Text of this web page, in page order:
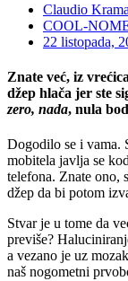
Claudio
COOL-
22 listopada,
Znate već, iz
džep hlača jer ste
zero, nada, nula
Dogodilo se i vama.
mobitela javlja se
telefona. Znate ono,
džep da bi potom
Stvar je u tome da
previše?
a vezano je uz
naš nogometni